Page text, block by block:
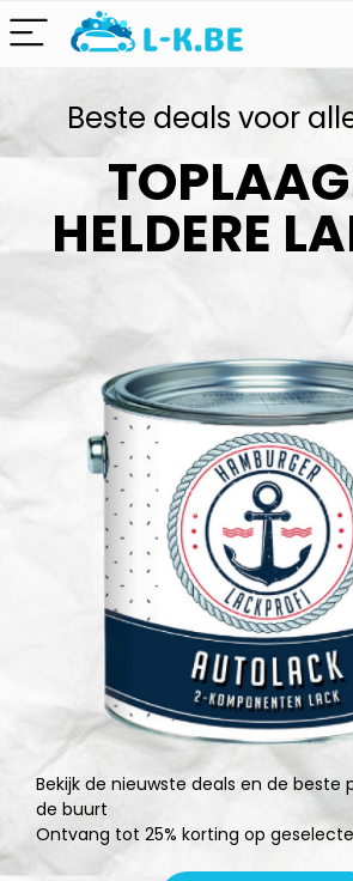
Beste deals voor
HELDERE
Bekijk de nieuwste deals en de beste
de buurt
Ontvang tot 25% korting op